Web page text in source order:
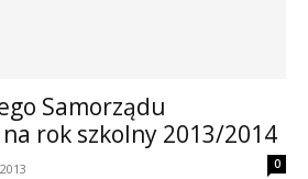
Samorządu
rok szkolny 2013/2014
0